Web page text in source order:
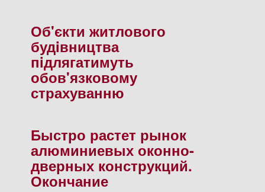
Об'єкти житлового
будiвництва
пiдлягатимуть
обов'язковому
страхуванню
Быстро растет рынок
алюминиевых оконно-
дверных конструкций.
Окончание